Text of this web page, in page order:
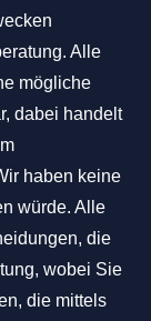
Alle
mögliche
dabei handelt
haben keine
würde. Alle
die
wobei Sie
die mittels